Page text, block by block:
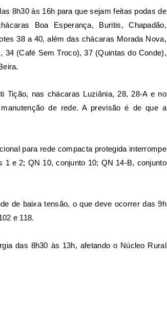
8h30 às 16h para que sejam feitas podas de
Boa Esperança, Buritis, Chapadão,
38 a 40, além das chácaras Morada Nova,
34 (Café Sem Troco), 37 (Quintas do Conde),
Tição, nas chácaras Luziânia, 28, 28-A e no
de rede. A previsão é de que a
para rede compacta protegida interrompe
1 e 2; QN 10, conjunto 10; QN 14-B, conjunto
de baixa tensão, o que deve ocorrer das 9h
e 118.
das 8h30 às 13h, afetando o Núcleo Rural